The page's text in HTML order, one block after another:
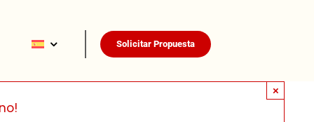
Solicitar Propuesta
×